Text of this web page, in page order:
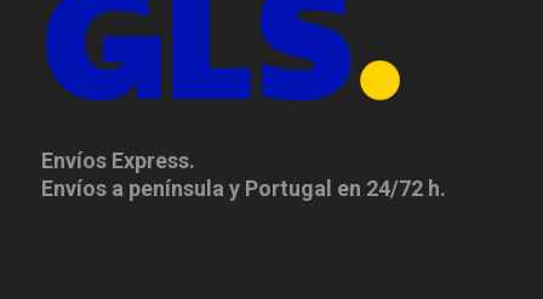
Envíos Express.
Envíos a península y Portugal en 24/72 h.